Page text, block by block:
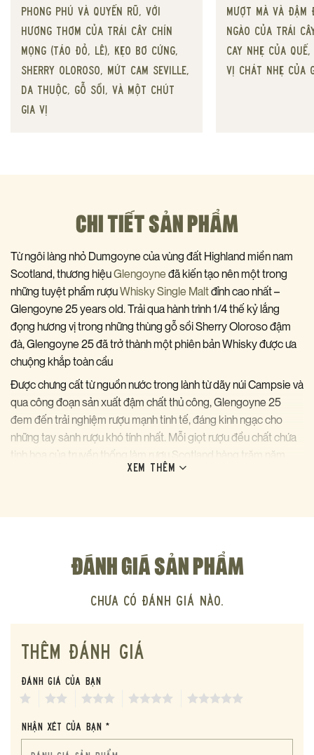
Phong phú và quyến rũ, với
hương thơm của trái cây chín
mọng (táo đỏ, lê), kẹo bơ cứng,
sherry oloroso, mứt cam Seville,
da thuộc, gỗ sồi, và một chút
gia vị
Mượt mà và
ngào của trái
cay nhẹ của
vị chát nhẹ của
CHI TIẾT SẢN PHẨM
Từ ngôi làng nhỏ Dumgoyne của vùng đất Highland miền nam
Scotland, thương hiệuGlengoyneđã kiến tạo nên một trong
những tuyệt phẩm rượuWhisky Single Maltđỉnh cao nhất –
Glengoyne 25 years old. Trải qua hành trình 1/4 thế kỷ lắng
đọng hương vị trong những thùng gỗ sồi Sherry Oloroso đậm
đà, Glengoyne 25 đã trở thành một phiên bản Whisky được ưa
chuộng khắp toàn cầu
Được chưng cất từ nguồn nước trong lành từ dãy núi Campsie và
qua công đoạn sản xuất đậm chất thủ công, Glengoyne 25
đem đến trải nghiệm rượu mạnh tinh tế, đáng kinh ngạc cho
những tay sành rượu khó tính nhất. Mỗi giọt rượu đều chất chứa
tinh hoa của truyền thống làm rượu Scotland hàng trăm năm
XEM THÊM
ĐÁNH GIÁ SẢN PHẨM
Chưa có đánh giá nào.
THÊM ĐÁNH GIÁ
Đánh giá của bạn
Nhận xét của bạn *